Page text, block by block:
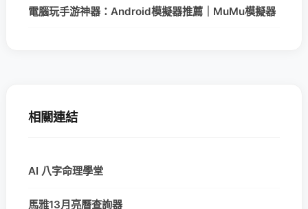
電腦玩手游神器：Android模擬器推薦｜MuMu模擬器
相關連結
AI 八字命理學堂
馬雅13月亮曆查詢器